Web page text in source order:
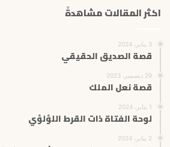
اكثر المقالات مشاهدةً
3 يناير، 2024
قصة الصديق الحقيقي
29 ديسمبر، 2023
قصة نعل الملك
1 يناير، 2024
لوحة الفتاة ذات القرط اللؤلؤي
2 يناير، 2024